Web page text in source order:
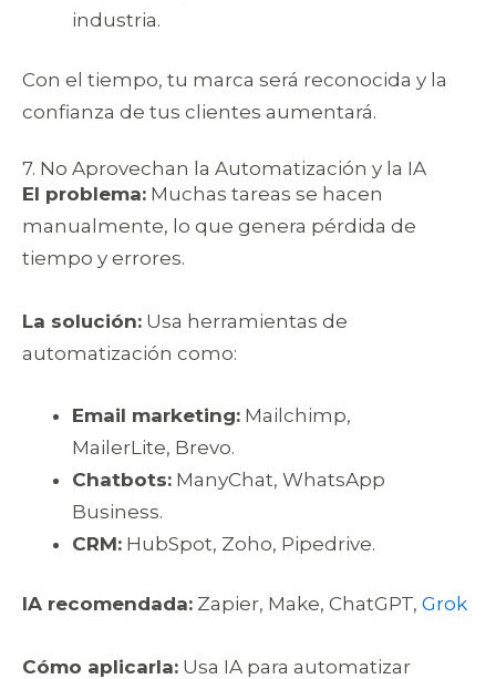
industria.
Con el tiempo, tu marca será reconocida y la
confianza de tus clientes aumentará.
7. No Aprovechan la Automatización y la IA
El problema: Muchas tareas se hacen
manualmente, lo que genera pérdida de
tiempo y errores.
La solución: Usa herramientas de
automatización como:
Email marketing: Mailchimp,
MailerLite, Brevo.
Chatbots: ManyChat, WhatsApp
Business.
CRM: HubSpot, Zoho, Pipedrive.
IA recomendada: Zapier, Make, ChatGPT, Grok
Cómo aplicarla: Usa IA para automatizar